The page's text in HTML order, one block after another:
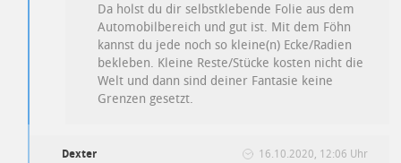
Da holst du dir selbstklebende Folie aus dem
Automobilbereich und gut ist. Mit dem Föhn
kannst du jede noch so kleine(n) Ecke/Radien
bekleben. Kleine Reste/Stücke kosten nicht die
Welt und dann sind deiner Fantasie keine
Grenzen gesetzt.
Dexter 16.10.2020, 12:06 Uhr